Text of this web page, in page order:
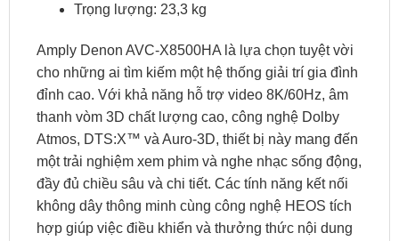
Trọng lượng: 23,3 kg
Amply Denon AVC-X8500HA là lựa chọn tuyệt vời
cho những ai tìm kiếm một hệ thống giải trí gia đình
đỉnh cao. Với khả năng hỗ trợ video 8K/60Hz, âm
thanh vòm 3D chất lượng cao, công nghệ Dolby
Atmos, DTS:X™ và Auro-3D, thiết bị này mang đến
một trải nghiệm xem phim và nghe nhạc sống động,
đầy đủ chiều sâu và chi tiết. Các tính năng kết nối
không dây thông minh cùng công nghệ HEOS tích
hợp giúp việc điều khiển và thưởng thức nội dung